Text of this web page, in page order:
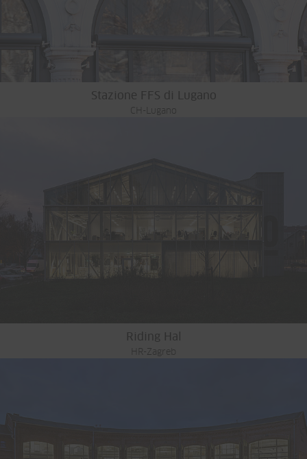
Stazione FFS di Lugano
CH-Lugano
Riding Hal
HR-Zagreb